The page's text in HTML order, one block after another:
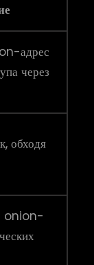
адрес
через
обходя
onion-